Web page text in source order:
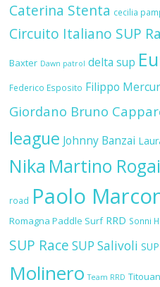
Caterina Stenta cecilia
Circuito Italiano SUP
Baxter Dawn patrol delta sup
Federico Esposito Filippo
Giordano Bruno
league Johnny Banzai
Nika Martino Rogai
road Paolo
Romagna Paddle Surf RRD Sonni
SUP Race SUP Salivoli
Molinero Team RRD